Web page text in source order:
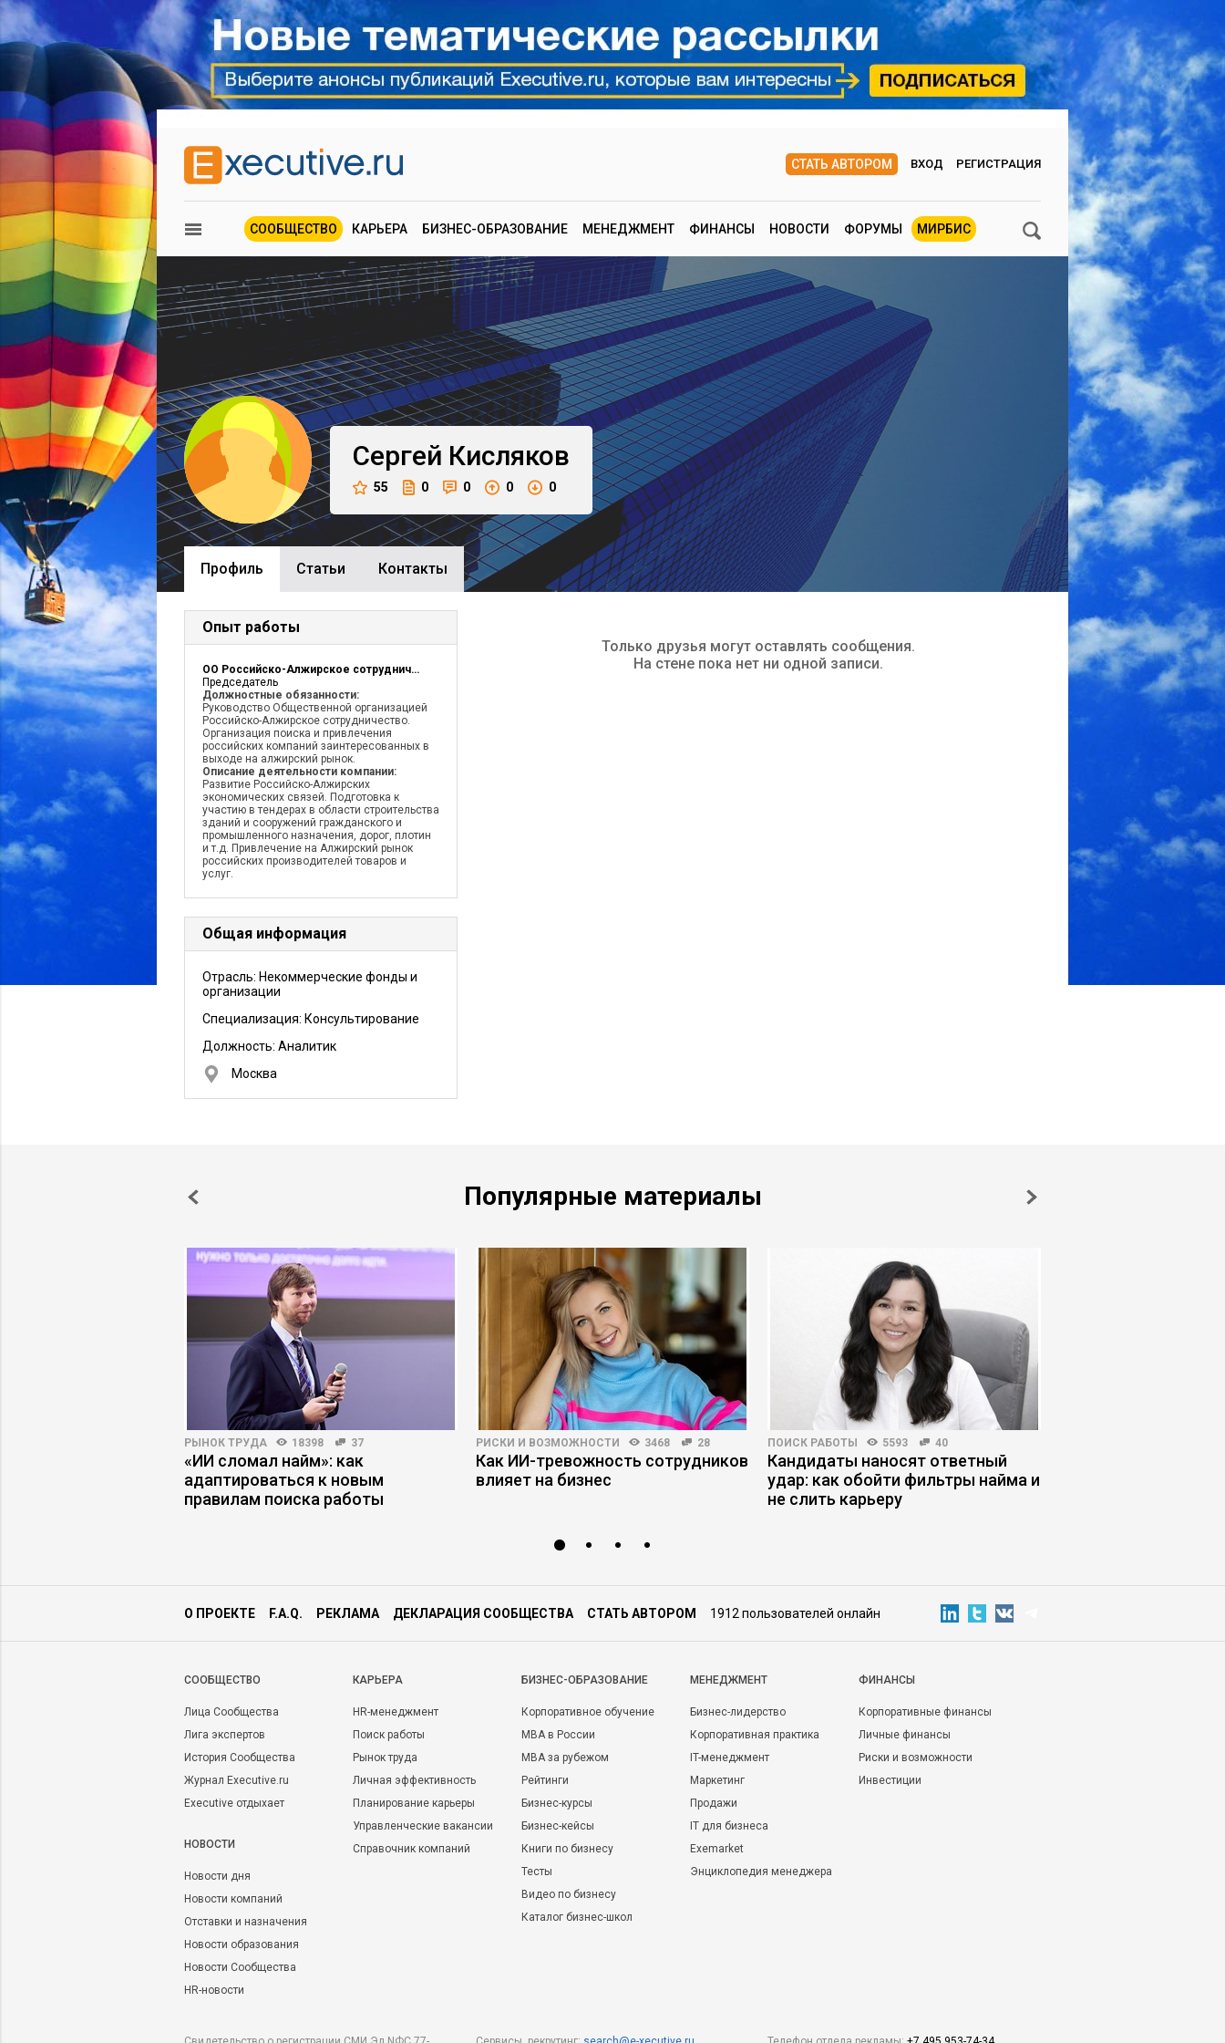
СТАТЬ АВТОРОМ ВХОД РЕГИСТРАЦИЯ
СООБЩЕСТВО КАРЬЕРА БИЗНЕС-ОБРАЗОВАНИЕ МЕНЕДЖМЕНТ ФИНАНСЫ НОВОСТИ ФОРУМЫ МИРБИС
Сергей Кисляков
55 0 0 0 0
Профиль Cтатьи Контакты
Опыт работы
ОО Российско-Алжирское сотрудничество
Председатель
Должностные обязанности:
Руководство Общественной организацией
Российско-Алжирское сотрудничество.
Организация поиска и привлечения
российских компаний заинтересованных в
выходе на алжирский рынок.
Описание деятельности компании:
Развитие Российско-Алжирских
экономических связей. Подготовка к
участию в тендерах в области строительства
зданий и сооружений гражданского и
промышленного назначения, дорог, плотин
и т.д. Привлечение на Алжирский рынок
российских производителей товаров и
услуг.
Общая информация
Отрасль: Некоммерческие фонды и
организации
Специализация: Консультирование
Должность: Аналитик
Москва
Только друзья могут оставлять сообщения.
На стене пока нет ни одной записи.
Популярные материалы
РЫНОК ТРУДА 18398 37
«ИИ сломал найм»: как
адаптироваться к новым
правилам поиска работы
РИСКИ И ВОЗМОЖНОСТИ 3468 28
Как ИИ-тревожность сотрудников
влияет на бизнес
ПОИСК РАБОТЫ 5593 40
Кандидаты наносят ответный
удар: как обойти фильтры найма и
не слить карьеру
О ПРОЕКТЕ F.A.Q. РЕКЛАМА ДЕКЛАРАЦИЯ СООБЩЕСТВА СТАТЬ АВТОРОМ 1912 пользователей онлайн
CООБЩЕСТВО
Лица Сообщества
Лига экспертов
История Сообщества
Журнал Executive.ru
Executive отдыхает
НОВОСТИ
Новости дня
Новости компаний
Отставки и назначения
Новости образования
Новости Сообщества
HR-новости
КАРЬЕРА
HR-менеджмент
Поиск работы
Рынок труда
Личная эффективность
Планирование карьеры
Управленческие вакансии
Справочник компаний
БИЗНЕС-ОБРАЗОВАНИЕ
Корпоративное обучение
MBA в России
MBA за рубежом
Рейтинги
Бизнес-курсы
Бизнес-кейсы
Книги по бизнесу
Тесты
Видео по бизнесу
Каталог бизнес-школ
МЕНЕДЖМЕНТ
Бизнес-лидерство
Корпоративная практика
IT-менеджмент
Маркетинг
Продажи
IT для бизнеса
Exemarket
Энциклопедия менеджера
ФИНАНСЫ
Корпоративные финансы
Личные финансы
Риски и возможности
Инвестиции